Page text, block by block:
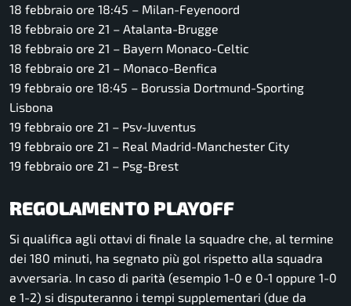
18 febbraio ore 18:45 – Milan-Feyenoord
18 febbraio ore 21 – Atalanta-Brugge
18 febbraio ore 21 – Bayern Monaco-Celtic
18 febbraio ore 21 – Monaco-Benfica
19 febbraio ore 18:45 – Borussia Dortmund-Sporting
Lisbona
19 febbraio ore 21 – Psv-Juventus
19 febbraio ore 21 – Real Madrid-Manchester City
19 febbraio ore 21 – Psg-Brest
REGOLAMENTO PLAYOFF
Si qualifica agli ottavi di finale la squadre che, al termine
dei 180 minuti, ha segnato più gol rispetto alla squadra
avversaria. In caso di parità (esempio 1-0 e 0-1 oppure 1-0
e 1-2) si disputeranno i tempi supplementari (due da